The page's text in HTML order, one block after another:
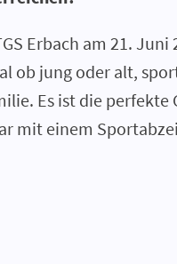
Erbach am 21. Juni
ob jung oder alt,
Es ist die perfekte
mit einem